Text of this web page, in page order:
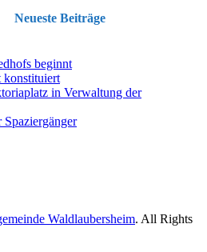
Neueste Beiträge
beginnt
konstituiert
in Verwaltung der
Spaziergänger
Waldlaubersheim. All Rights